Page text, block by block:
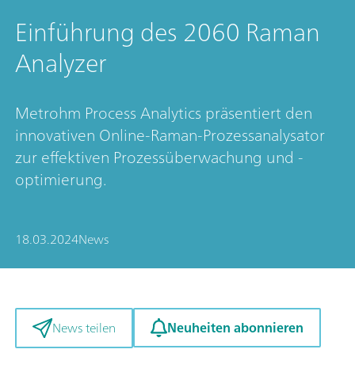
Einführung des 2060 Raman
Analyzer
Metrohm Process Analytics präsentiert den
innovativen Online-Raman-Prozessanalysator
zur effektiven Prozessüberwachung und -
optimierung.
18.03.2024News
News teilen Neuheiten abonnieren